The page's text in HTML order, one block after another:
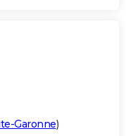
Garonne)